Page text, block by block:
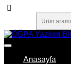
Anasayfa